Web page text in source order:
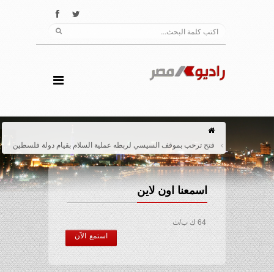
فتح ترحب بموقف السيسي لربطه عملية السلام بقيام دولة فلسطين
اسمعنا اون لاين
64 ك ب/ث
استمع الآن